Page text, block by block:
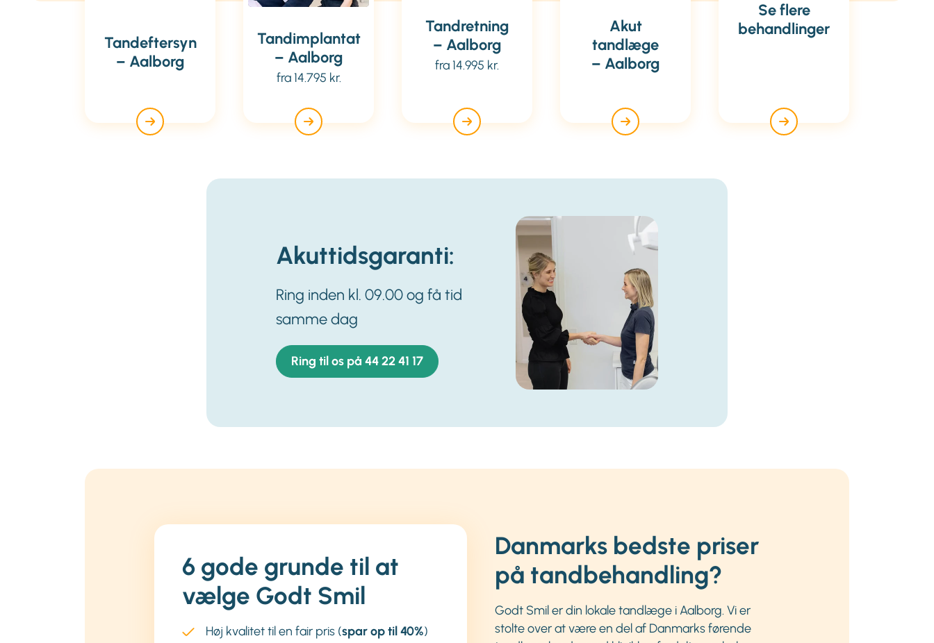
Tandeftersyn
– Aalborg
Tandimplantat
– Aalborg
fra 14.795 kr.
Tandretning
– Aalborg
fra 14.995 kr.
Akut
tandlæge
– Aalborg
Se flere
behandlinger
Akuttidsgaranti:
Ring inden kl. 09.00 og få tid
samme dag
Ring til os på 44 22 41 17
6 gode grunde til at
vælge Godt Smil
Høj kvalitet til en fair pris (spar op til 40%)
Danmarks bedste priser
på tandbehandling?
Godt Smil er din lokale tandlæge i Aalborg. Vi er
stolte over at være en del af Danmarks førende